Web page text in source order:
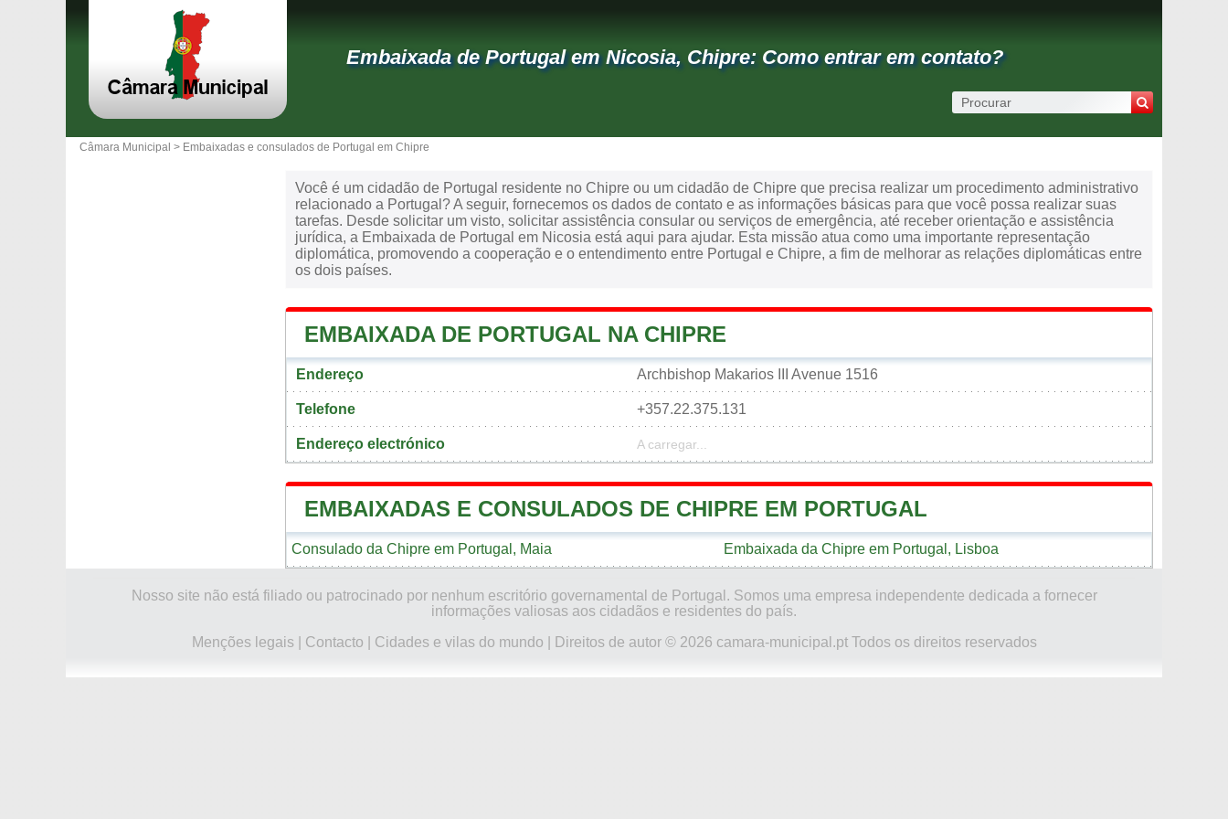
Embaixada de Portugal em Nicosia, Chipre: Como entrar em contato?
Câmara Municipal > Embaixadas e consulados de Portugal em Chipre
Você é um cidadão de Portugal residente no Chipre ou um cidadão de Chipre que precisa realizar um procedimento administrativo
relacionado a Portugal? A seguir, fornecemos os dados de contato e as informações básicas para que você possa realizar suas
tarefas. Desde solicitar um visto, solicitar assistência consular ou serviços de emergência, até receber orientação e assistência
jurídica, a Embaixada de Portugal em Nicosia está aqui para ajudar. Esta missão atua como uma importante representação
diplomática, promovendo a cooperação e o entendimento entre Portugal e Chipre, a fim de melhorar as relações diplomáticas entre
os dois países.
EMBAIXADA DE PORTUGAL NA CHIPRE
Endereço Archbishop Makarios III Avenue 1516
Telefone +357.22.375.131
Endereço electrónico A carregar...
EMBAIXADAS E CONSULADOS DE CHIPRE EM PORTUGAL
Consulado da Chipre em Portugal, Maia Embaixada da Chipre em Portugal, Lisboa
Nosso site não está filiado ou patrocinado por nenhum escritório governamental de Portugal. Somos uma empresa independente dedicada a fornecer
informações valiosas aos cidadãos e residentes do país.
Menções legais| Contacto Cidades e vilas do mundo | Direitos de autor © 2026 camara-municipal.pt Todos os direitos reservados